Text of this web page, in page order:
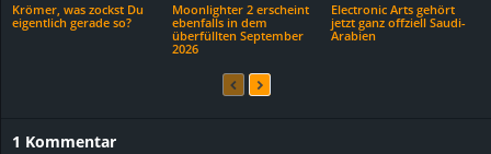
Krömer, was zockst Du
eigentlich gerade so?
Moonlighter 2 erscheint
ebenfalls in dem
überfüllten September
2026
Electronic Arts gehört
jetzt ganz offziell Saudi-
Arabien
1 Kommentar